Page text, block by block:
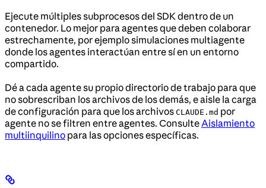
Ejecute múltiples subprocesos del SDK dentro de un
contenedor. Lo mejor para agentes que deben colaborar
estrechamente, por ejemplo simulaciones multiagente
donde los agentes interactúan entre sí en un entorno
compartido.
Dé a cada agente su propio directorio de trabajo para que
no sobrescriban los archivos de los demás, e aisle la carga
de configuración para que los archivos CLAUDE.md por
agente no se filtren entre agentes. ConsulteAislamiento
multiinquilino para las opciones específicas.